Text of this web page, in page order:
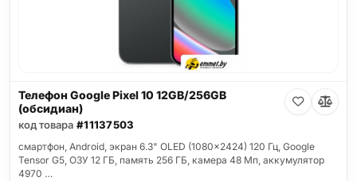
Телефон Google Pixel 10 12GB/256GB
(обсидиан)
код товара #11137503
смартфон, Android, экран 6.3" OLED (1080x2424) 120 Гц, Google
Tensor G5, ОЗУ 12 ГБ, память 256 ГБ, камера 48 Мп, аккумулятор
4970 …